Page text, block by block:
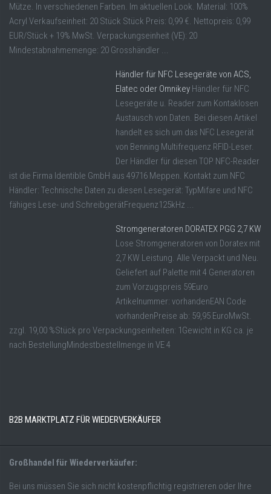
Mütze. In verschiedenen Farben. Im aktuellen Look. Material: 100%
Acryl Verkaufseinheit: 20 Stück Stück Preis: 0,99 €. Nettopreis: 0,99
EUR/Stück + 19% MwSt. Verpackungseinheit (VE): 20
Mindestabnahmemenge: 20 Grosshändler ...
Händler für NFC Lesegeräte von ACS,
Elatec oder Omnikey Händler für NFC
Lesegeräte u. Reader zum Kontaklosen
Austausch von Daten. Bei diesen Artikel
handelt es sich um das NFC Lesegerät
von Benning Multifrequenz RFID-Leser.
Der Händler für diesen TOP NFC-Reader
ist die Firma Identible GmbH aus 49716 Meppen. Kontakt zum NFC
Händler: Technische Daten zu diesen Lesegerät: TypMifare und NFC
fähiges Lese- und SchreibgerätFrequenz125kHz ...
Stromgeneratoren DORATEX PGG 2,7 KW
Lose Stromgeneratoren von Doratex mit
2,7 KW Leistung. Alle Verpackt und Neu.
Geliefert auf Palette mit 4 Generatoren
zum Vorzugspreis 59Euro
Artikelnummer: vorhandenEAN Code
vorhandenPreise ab: 59,95 EuroMwSt.
zzgl. 19,00 %Stück pro Verpackungseinheiten: 1Gewicht in KG ca. je
nach BestellungMindestbestellmenge in VE 4
B2B MARKTPLATZ FÜR WIEDERVERKÄUFER
Großhandel für Wiederverkäufer:
Bei uns müssen Sie sich nicht kostenpflichtig registrieren oder Ihre